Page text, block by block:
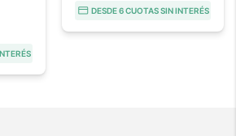
DESDE 6 CUOTAS SIN INTERÉS